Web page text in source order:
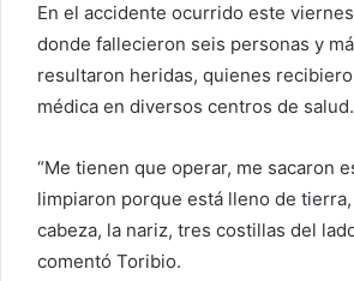
En el accidente ocurrido este viernes
donde fallecieron seis personas y
resultaron heridas, quienes
médica en diversos centros de salud.
“Me tienen que operar, me sacaron
limpiaron porque está lleno de
cabeza, la nariz, tres costillas del
comentó Toribio.